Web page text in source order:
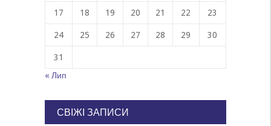
17 18 19 20 21 22 23
24 25 26 27 28 29 30
31
« Лип
СВІЖІ ЗАПИСИ